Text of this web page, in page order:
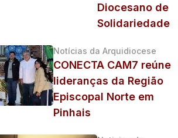
Diocesano de
Solidariedade
Notícias da Arquidiocese
CONECTA CAM7 reúne
lideranças da Região
Episcopal Norte em
Pinhais